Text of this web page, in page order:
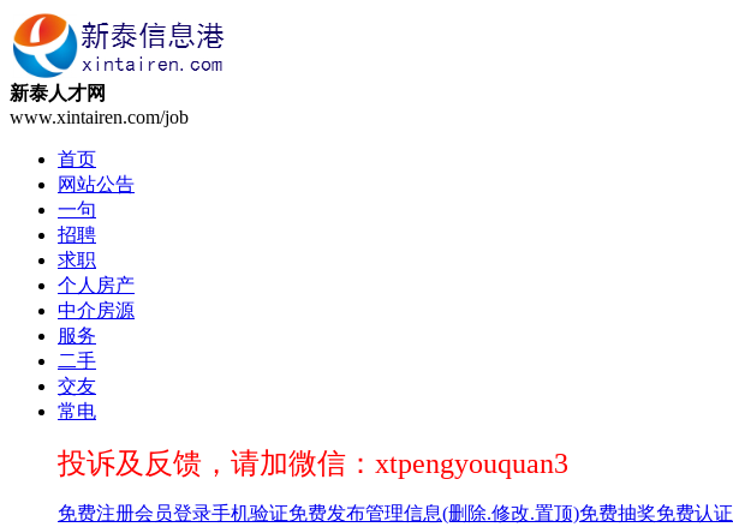
新泰人才网
www.xintairen.com/job
首页
网站公告
一句
招聘
求职
个人房产
中介房源
服务
二手
交友
常电
投诉及反馈，请加微信：xtpengyouquan3
免费注册会员登录手机验证免费发布管理信息(删除.修改.置顶)免费抽奖免费认证